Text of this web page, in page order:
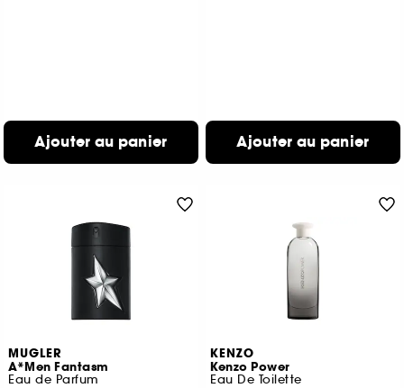
Ajouter au panier Ajouter au panier
MUGLER
A*Men Fantasm
Eau de Parfum
KENZO
Kenzo Power
Eau De Toilette